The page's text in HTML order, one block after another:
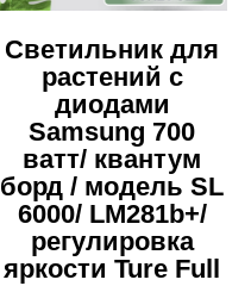
Светильник для
растений с
диодами
Samsung 700
ватт/ квантум
борд / модель SL
6000/ LM281b+/
регулировка
яркости Ture Full